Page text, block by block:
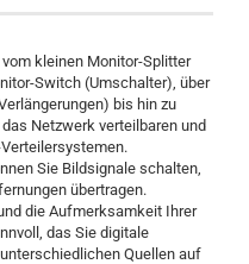
kleinen Monitor-Splitter
Switch (Umschalter), über
bis hin zu
Netzwerk verteilbaren und
Sie Bildsignale schalten,
übertragen.
die Aufmerksamkeit Ihrer
das Sie digitale
Quellen auf